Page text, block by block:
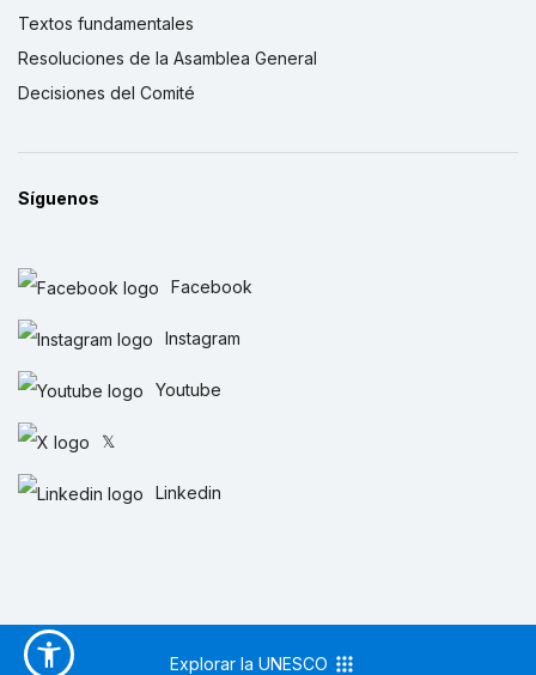
Textos fundamentales
Resoluciones de la Asamblea General
Decisiones del Comité
Síguenos
Facebook
Instagram
Youtube
𝕏
Linkedin
Explorar la UNESCO